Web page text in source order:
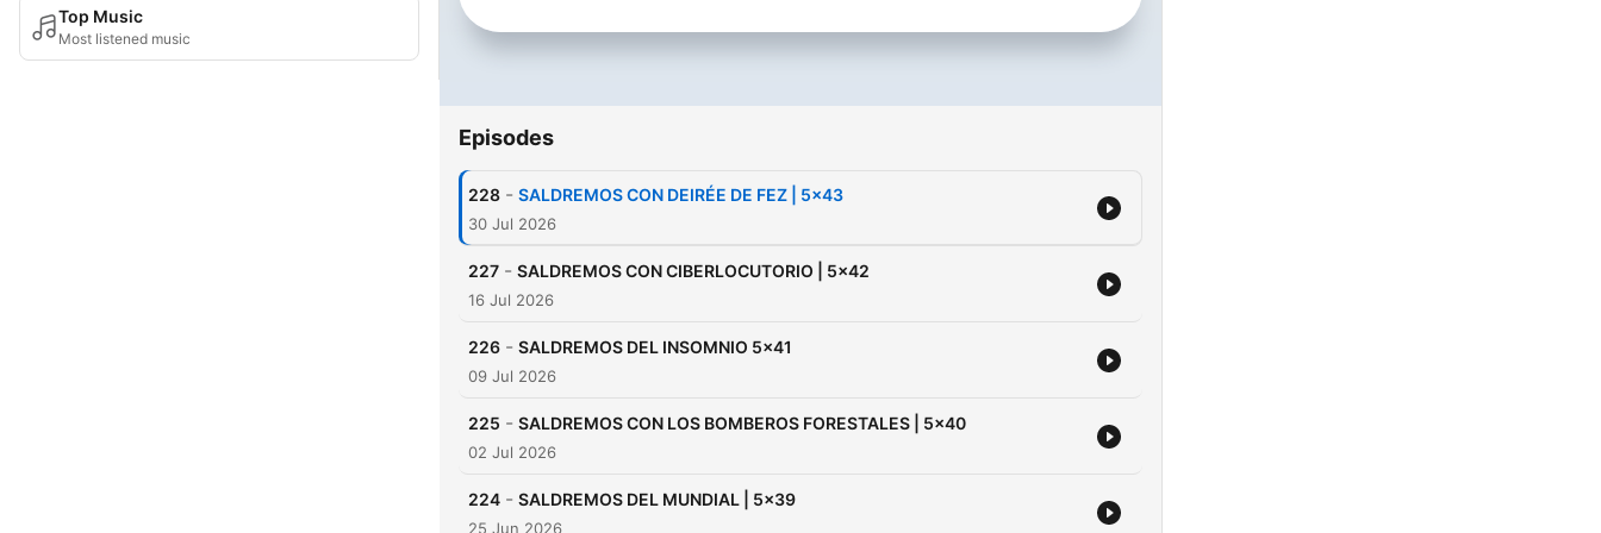
Top Music
Most listened music
Episodes
228 - SALDREMOS CON DEIRÉE DE FEZ | 5x43
30 Jul 2026
227 - SALDREMOS CON CIBERLOCUTORIO | 5x42
16 Jul 2026
226 - SALDREMOS DEL INSOMNIO 5x41
09 Jul 2026
225 - SALDREMOS CON LOS BOMBEROS FORESTALES | 5x40
02 Jul 2026
224 - SALDREMOS DEL MUNDIAL | 5x39
25 Jun 2026